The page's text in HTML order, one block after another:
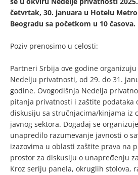
četvrtak, 30. januara u Hotelu
Beogradu sa početkom u 10 časova.
Poziv prenosimo u celosti:
Partneri Srbija ove godine
Nedelju privatnosti, od 29. do 31.
godine. Ovogodišnja Nedelja
pitanja privatnosti i zaštite podataka
diskusiju sa stručnjacima/kinjama iz
javnog sektora. Događaj se
unapredilo razumevanje javnosti o
izazovima u oblasti zaštite prava na
prostor za diskusiju o unapređenju
Kroz seriju panela, okruglih stolova,